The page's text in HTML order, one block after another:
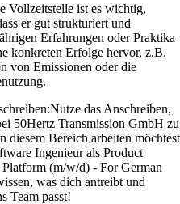
Vollzeitstelle ist es wichtig,
er gut strukturiert und
Erfahrungen oder Praktika
konkreten Erfolge hervor, z.B.
von Emissionen oder die
Nutze das Anschreiben,
50Hertz Transmission GmbH zu
diesem Bereich arbeiten möchtest
Ingenieur als Product
(m/w/d) - For German
was dich antreibt und
Team passt!